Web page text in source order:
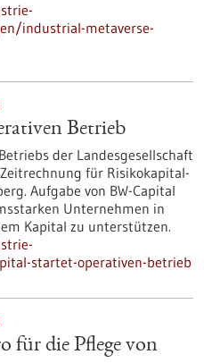
industrial-metaverse-
Betrieb
der Landesgesellschaft
für Risikokapital-
Aufgabe von BW-Capital
Unternehmen in
Kapital zu unterstützen.
startet-operativen-betrieb
für die Pflege von